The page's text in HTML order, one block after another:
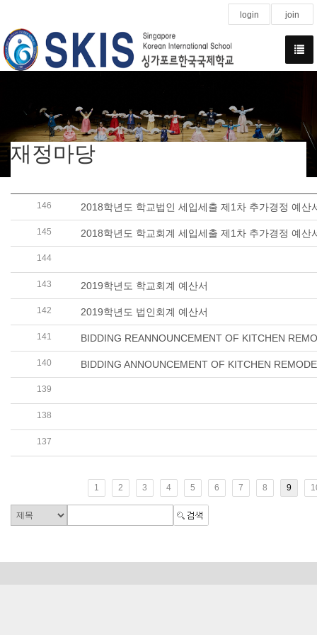
login join
재정마당
146 2018학년도 학교법인 세입세출 제1차 추가경정 예산
145 2018학년도 학교회계 세입세출 제1차 추가경정 예산
144
143 2019학년도 학교회계 예산서
142 2019학년도 법인회계 예산서
141 BIDDING REANNOUNCEMENT OF KITCHEN
140 BIDDING ANNOUNCEMENT OF KITCHEN
139
138
137
1 2 3 4 5 6 7 8 9